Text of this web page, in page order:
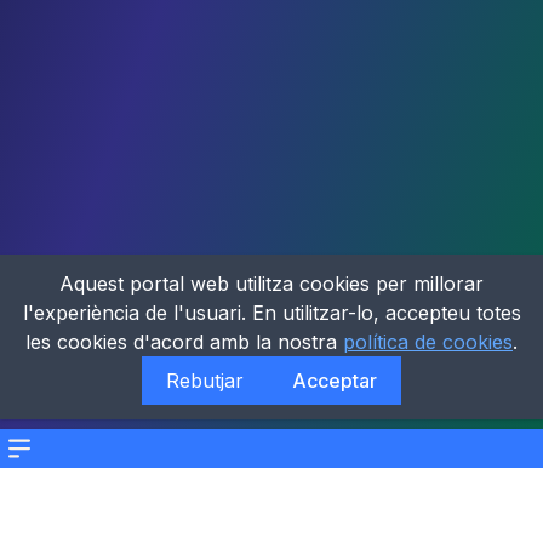
Menu
Aquest portal web utilitza cookies per millorar
l'experiència de l'usuari. En utilitzar-lo, accepteu totes
les cookies d'acord amb la nostra política de cookies.
Rebutjar
Acceptar